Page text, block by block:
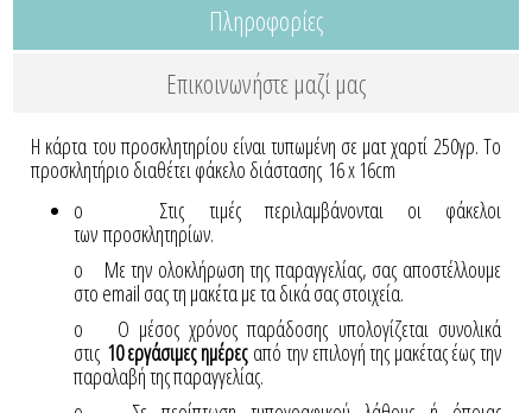
Πληροφορίες
Επικοινωνήστε μαζί μας
Η κάρτα του προσκλητηρίου είναι τυπωμένη σε ματ χαρτί 250γρ. Το
προσκλητήριο διαθέτει φάκελο διάστασης 16 x 16cm
o Στις τιμές περιλαμβάνονται οι φάκελοι
των προσκλητηρίων.
o Με την ολοκλήρωση της παραγγελίας, σας αποστέλλουμε
στο email σας τη μακέτα με τα δικά σας στοιχεία.
o Ο μέσος χρόνος παράδοσης υπολογίζεται συνολικά
στις 10 εργάσιμες ημέρες από την επιλογή της μακέτας έως την
παραλαβή της παραγγελίας.